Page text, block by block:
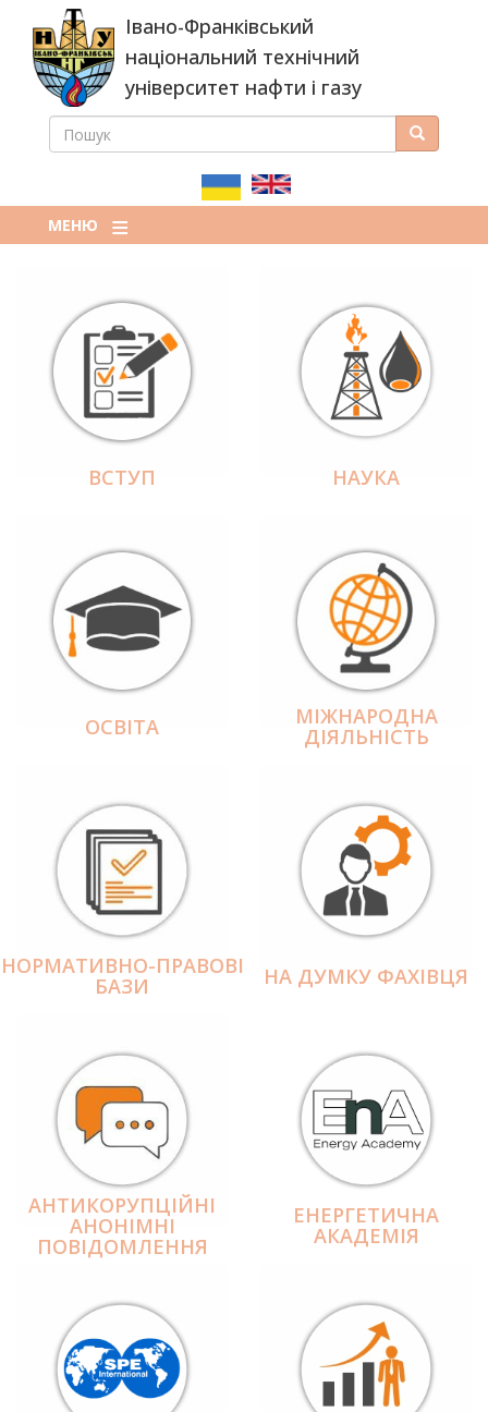
основного
вмісту
Івано-Франківський
національний технічний
університет нафти і газу
ПОШУКОВА
ПОШУК Пошук
МЕНЮ
ВСТУП НАУКА
ОСВІТА МІЖНАРОДНА
ДІЯЛЬНІCТЬ
НОРМАТИВНО-ПРАВОВІ
БАЗИ НА ДУМКУ ФАХІВЦЯ
АНТИКОРУПЦІЙНІ
АНОНІМНІ
ПОВІДОМЛЕННЯ
ЕНЕРГЕТИЧНА
АКАДЕМІЯ